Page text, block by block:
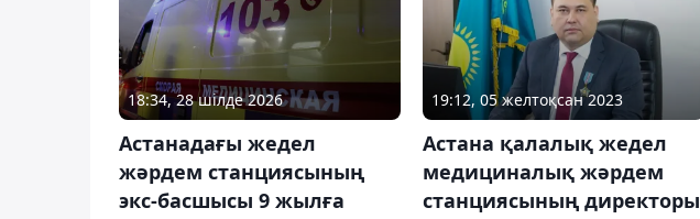
18:34, 28 шілде 2026
Астанадағы жедел
жәрдем станциясының
экс-басшысы 9 жылға
19:12, 05 желтоқсан 2023
Астана қалалық жедел
медициналық жәрдем
станциясының директоры